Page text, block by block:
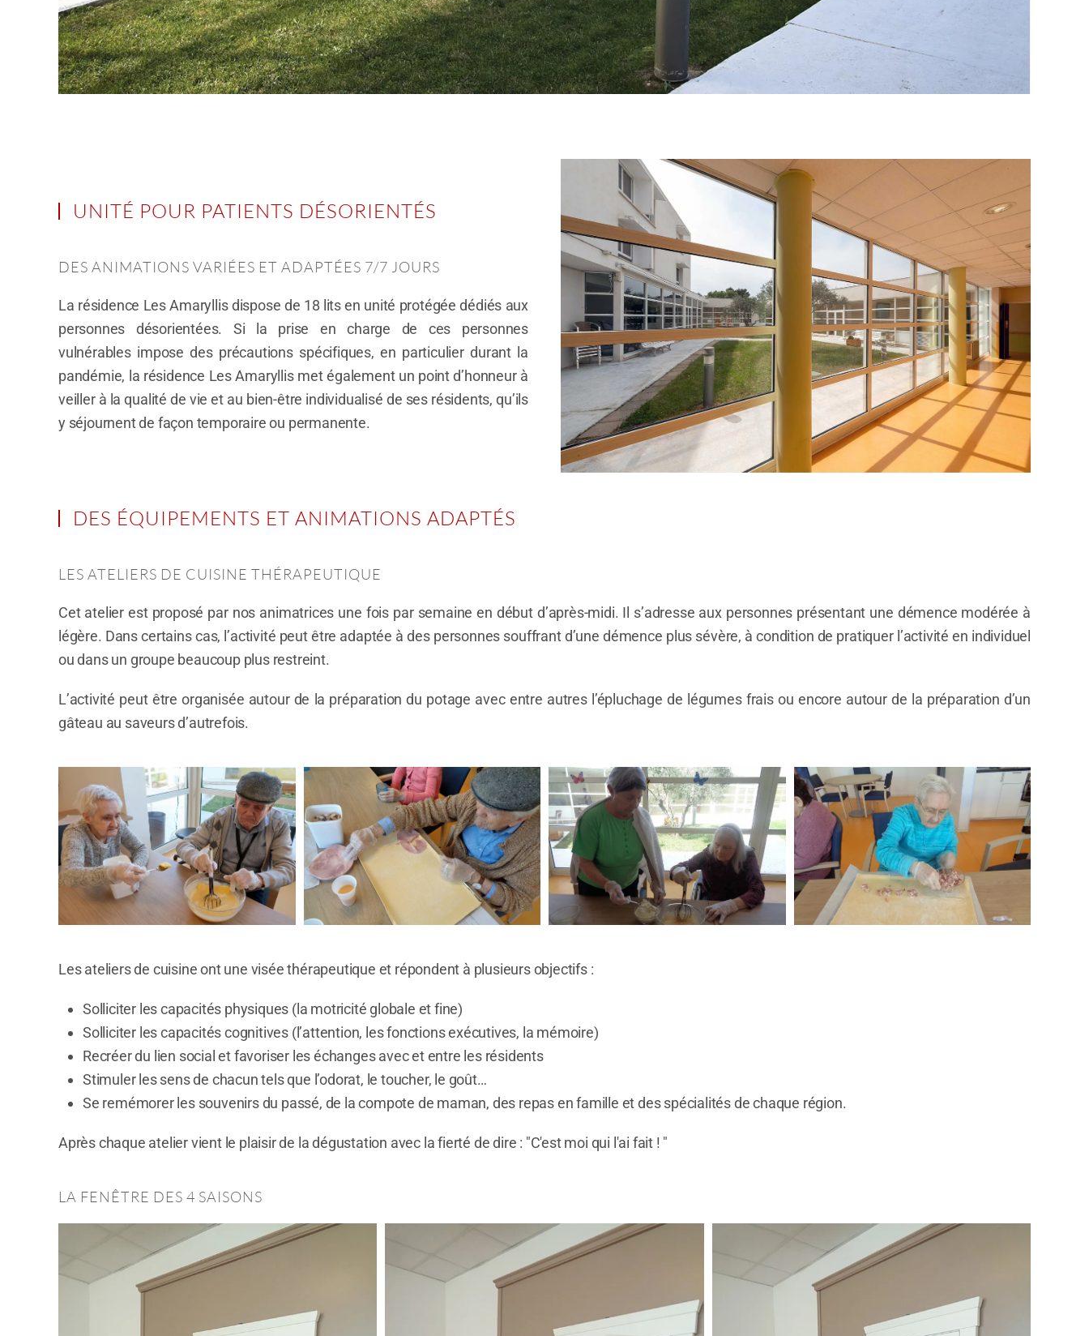
UNITÉ POUR PATIENTS DÉSORIENTÉS
DES ANIMATIONS VARIÉES ET ADAPTÉES 7/7 JOURS
La résidence Les Amaryllis dispose de 18 lits en unité protégée dédiés aux
personnes désorientées. Si la prise en charge de ces personnes
vulnérables impose des précautions spécifiques, en particulier durant la
pandémie, la résidence Les Amaryllis met également un point d’honneur à
veiller à la qualité de vie et au bien-être individualisé de ses résidents, qu’ils
y séjournent de façon temporaire ou permanente.
DES ÉQUIPEMENTS ET ANIMATIONS ADAPTÉS
LES ATELIERS DE CUISINE THÉRAPEUTIQUE
Cet atelier est proposé par nos animatrices une fois par semaine en début d’après-midi. Il s’adresse aux personnes présentant une démence modérée à
légère. Dans certains cas, l’activité peut être adaptée à des personnes souffrant d’une démence plus sévère, à condition de pratiquer l’activité en individuel
ou dans un groupe beaucoup plus restreint.
L’activité peut être organisée autour de la préparation du potage avec entre autres l’épluchage de légumes frais ou encore autour de la préparation d’un
gâteau au saveurs d’autrefois.
Les ateliers de cuisine ont une visée thérapeutique et répondent à plusieurs objectifs :
Solliciter les capacités physiques (la motricité globale et fine)
Solliciter les capacités cognitives (l’attention, les fonctions exécutives, la mémoire)
Recréer du lien social et favoriser les échanges avec et entre les résidents
Stimuler les sens de chacun tels que l’odorat, le toucher, le goût…
Se remémorer les souvenirs du passé, de la compote de maman, des repas en famille et des spécialités de chaque région.
Après chaque atelier vient le plaisir de la dégustation avec la fierté de dire : "C'est moi qui l'ai fait ! "
LA FENÊTRE DES 4 SAISONS